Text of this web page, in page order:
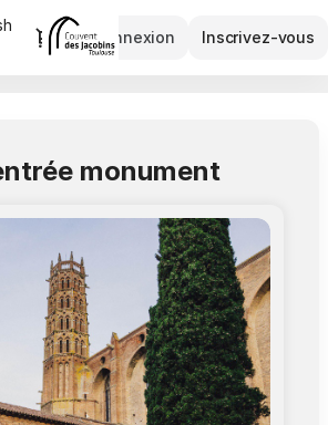
Dialogue
Connexion Inscrivez-vous
monument